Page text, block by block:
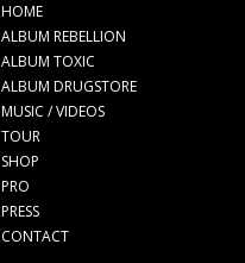
HOME
ALBUM REBELLION
ALBUM TOXIC
ALBUM DRUGSTORE
MUSIC / VIDEOS
TOUR
SHOP
PRO
PRESS
CONTACT